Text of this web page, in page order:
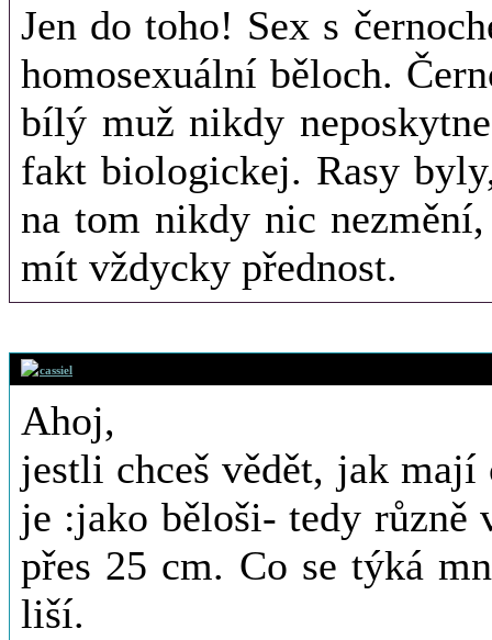
Jen do toho! Sex s
homosexuální běloch.
bílý muž nikdy
fakt biologickej. Rasy
na tom nikdy nic
mít vždycky přednost.
cassiel
Ahoj,
jestli chceš vědět, jak
je :jako běloši- tedy
přes 25 cm. Co se týká
liší.